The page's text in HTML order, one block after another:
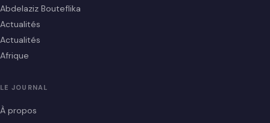
Abdelaziz Bouteflika
Actualités
Actualités
Afrique
LE JOURNAL
À propos